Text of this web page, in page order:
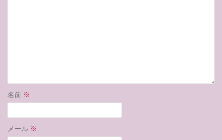
名前 ※
メール ※